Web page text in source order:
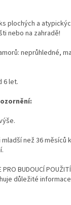
plochých a
nebo na zahradě!
neprůhledné,
6 let.
než 36
PRO BUDOUCÍ
důležité